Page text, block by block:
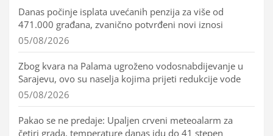
Danas počinje isplata uvećanih penzija za više od
471.000 građana, zvanično potvrđeni novi iznosi
05/08/2026
Zbog kvara na Palama ugroženo vodosnabdijevanje u
Sarajevu, ovo su naselja kojima prijeti redukcije vode
05/08/2026
Pakao se ne predaje: Upaljen crveni meteoalarm za
četiri grada, temperature danas idu do 41 stepen